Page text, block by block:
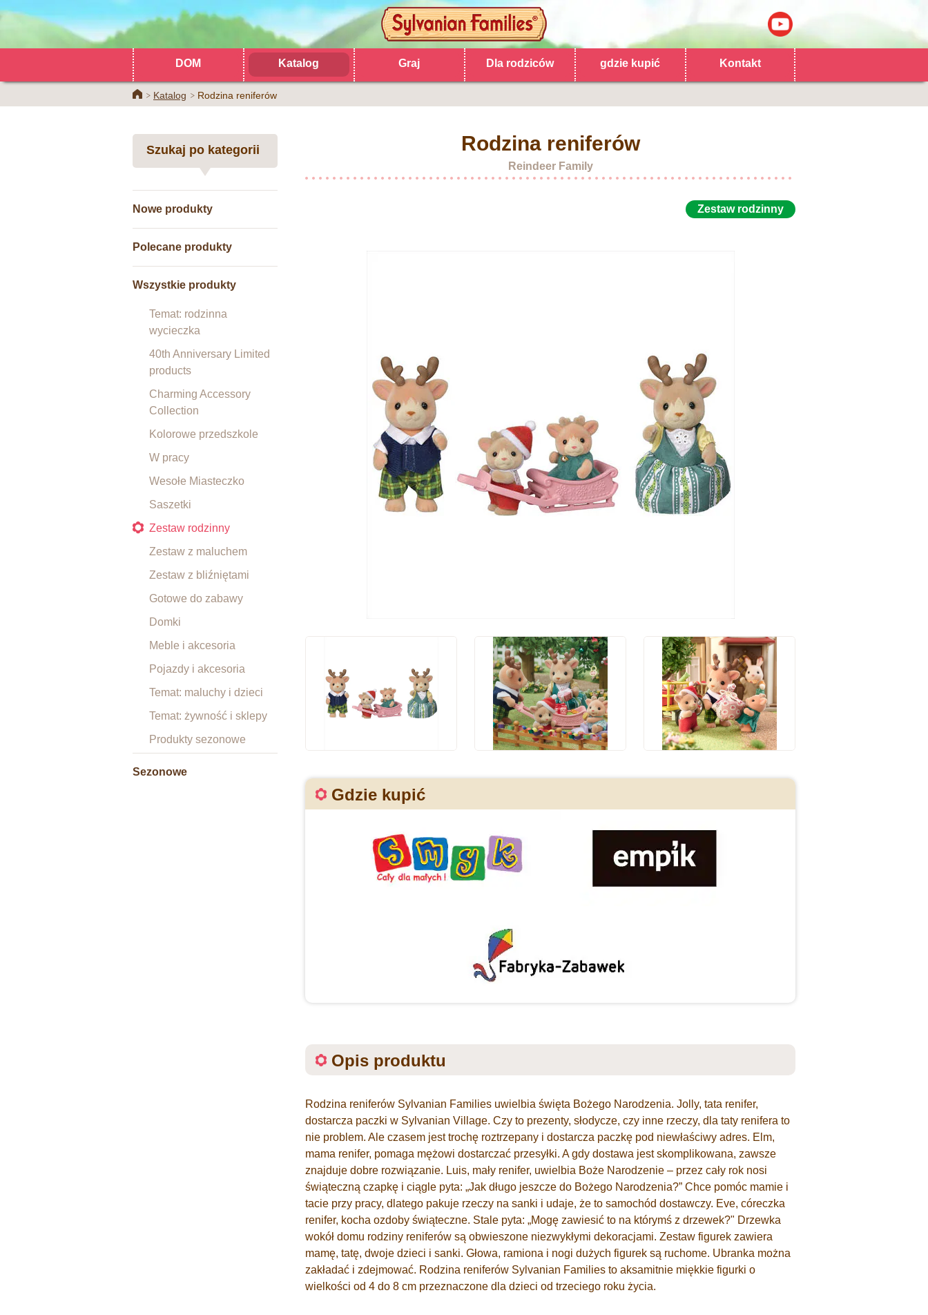
DOM Katalog Graj Dla rodziców gdzie kupić Kontakt
HomeKatalog Rodzina reniferów
Szukaj po kategorii
Nowe produkty
Polecane produkty
Wszystkie produkty
Temat: rodzinna
wycieczka
40th Anniversary Limited
products
Charming Accessory
Collection
Kolorowe przedszkole
W pracy
Wesołe Miasteczko
Saszetki
Zestaw rodzinny
Zestaw z maluchem
Zestaw z bliźniętami
Gotowe do zabawy
Domki
Meble i akcesoria
Pojazdy i akcesoria
Temat: maluchy i dzieci
Temat: żywność i sklepy
Produkty sezonowe
Sezonowe
Rodzina reniferów
Reindeer Family
Zestaw rodzinny
Gdzie kupić
Opis produktu
Rodzina reniferów Sylvanian Families uwielbia święta Bożego Narodzenia. Jolly, tata renifer,
dostarcza paczki w Sylvanian Village. Czy to prezenty, słodycze, czy inne rzeczy, dla taty renifera to
nie problem. Ale czasem jest trochę roztrzepany i dostarcza paczkę pod niewłaściwy adres. Elm,
mama renifer, pomaga mężowi dostarczać przesyłki. A gdy dostawa jest skomplikowana, zawsze
znajduje dobre rozwiązanie. Luis, mały renifer, uwielbia Boże Narodzenie – przez cały rok nosi
świąteczną czapkę i ciągle pyta: „Jak długo jeszcze do Bożego Narodzenia?” Chce pomóc mamie i
tacie przy pracy, dlatego pakuje rzeczy na sanki i udaje, że to samochód dostawczy. Eve, córeczka
renifer, kocha ozdoby świąteczne. Stale pyta: „Mogę zawiesić to na którymś z drzewek?" Drzewka
wokół domu rodziny reniferów są obwieszone niezwykłymi dekoracjami. Zestaw figurek zawiera
mamę, tatę, dwoje dzieci i sanki. Głowa, ramiona i nogi dużych figurek są ruchome. Ubranka można
zakładać i zdejmować. Rodzina reniferów Sylvanian Families to aksamitnie miękkie figurki o
wielkości od 4 do 8 cm przeznaczone dla dzieci od trzeciego roku życia.